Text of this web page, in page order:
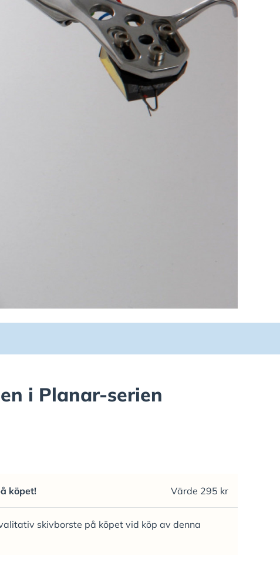
i Planar-serien
köpet! Värde 295 kr
skivborste på köpet vid köp av denna